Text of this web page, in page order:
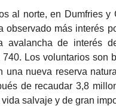
al norte, en Dumfries
observado más interés
avalancha de interés
Los voluntarios son
una nueva reserva
de recaudar 3,8
salvaje y de gran